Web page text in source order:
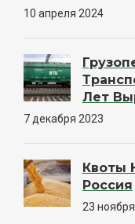
10 апреля 2024
Лет
7 декабря 2023
Квоты
Россия
23